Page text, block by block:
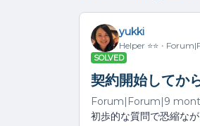
yukki
Helper ⭐️⭐️
SOLVED
契約開始してか
Forum|Forum|9
初歩的な質問で恐縮な